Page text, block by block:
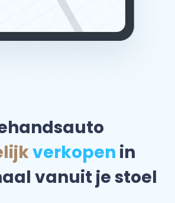
verkopen in
vanuit je stoel